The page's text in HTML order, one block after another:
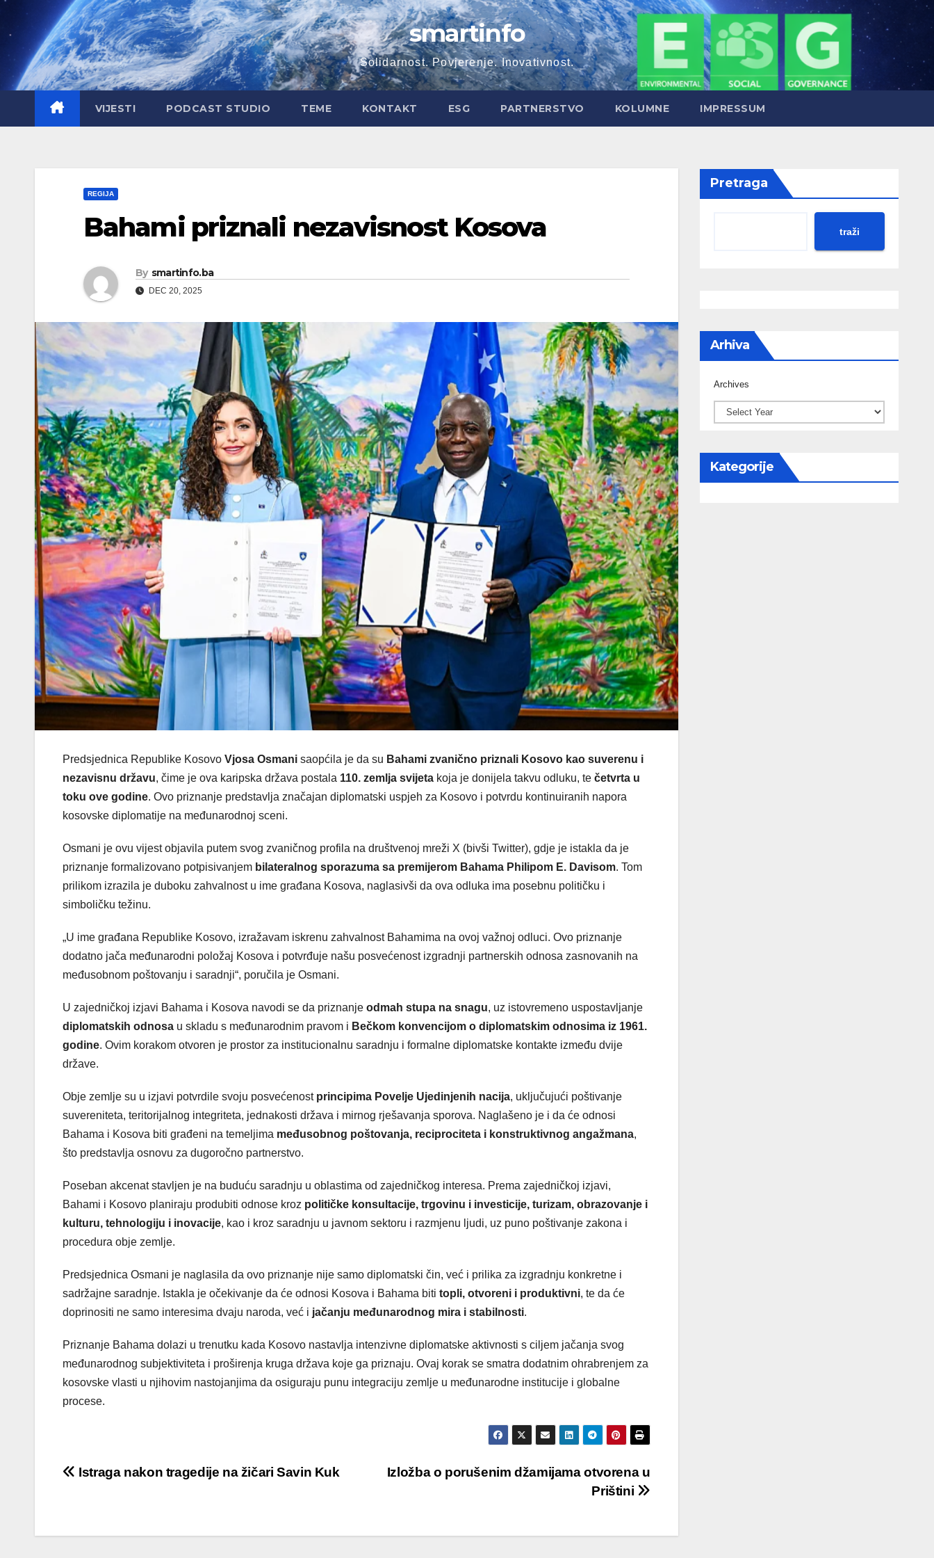
content
smartinfo
Solidarnost. Povjerenje. Inovativnost.
VIJESTI PODCAST STUDIO TEME KONTAKT ESG PARTNERSTVO KOLUMNE IMPRESSUM
REGIJA
Bahami priznali nezavisnost Kosova
By smartinfo.ba
DEC 20, 2025
Predsjednica Republike Kosovo Vjosa Osmani saopćila je da su Bahami zvanično priznali Kosovo kao suverenu i
nezavisnu državu, čime je ova karipska država postala 110. zemlja svijeta koja je donijela takvu odluku, te četvrta u
toku ove godine. Ovo priznanje predstavlja značajan diplomatski uspjeh za Kosovo i potvrdu kontinuiranih napora
kosovske diplomatije na međunarodnoj sceni.
Osmani je ovu vijest objavila putem svog zvaničnog profila na društvenoj mreži X (bivši Twitter), gdje je istakla da je
priznanje formalizovano potpisivanjem bilateralnog sporazuma sa premijerom Bahama Philipom E. Davisom. Tom
prilikom izrazila je duboku zahvalnost u ime građana Kosova, naglasivši da ova odluka ima posebnu političku i
simboličku težinu.
„U ime građana Republike Kosovo, izražavam iskrenu zahvalnost Bahamima na ovoj važnoj odluci. Ovo priznanje
dodatno jača međunarodni položaj Kosova i potvrđuje našu posvećenost izgradnji partnerskih odnosa zasnovanih na
međusobnom poštovanju i saradnji“, poručila je Osmani.
U zajedničkoj izjavi Bahama i Kosova navodi se da priznanje odmah stupa na snagu, uz istovremeno uspostavljanje
diplomatskih odnosa u skladu s međunarodnim pravom i Bečkom konvencijom o diplomatskim odnosima iz 1961.
godine. Ovim korakom otvoren je prostor za institucionalnu saradnju i formalne diplomatske kontakte između dvije
države.
Obje zemlje su u izjavi potvrdile svoju posvećenost principima Povelje Ujedinjenih nacija, uključujući poštivanje
suvereniteta, teritorijalnog integriteta, jednakosti država i mirnog rješavanja sporova. Naglašeno je i da će odnosi
Bahama i Kosova biti građeni na temeljima međusobnog poštovanja, reciprociteta i konstruktivnog angažmana,
što predstavlja osnovu za dugoročno partnerstvo.
Poseban akcenat stavljen je na buduću saradnju u oblastima od zajedničkog interesa. Prema zajedničkoj izjavi,
Bahami i Kosovo planiraju produbiti odnose kroz političke konsultacije, trgovinu i investicije, turizam, obrazovanje i
kulturu, tehnologiju i inovacije, kao i kroz saradnju u javnom sektoru i razmjenu ljudi, uz puno poštivanje zakona i
procedura obje zemlje.
Predsjednica Osmani je naglasila da ovo priznanje nije samo diplomatski čin, već i prilika za izgradnju konkretne i
sadržajne saradnje. Istakla je očekivanje da će odnosi Kosova i Bahama biti topli, otvoreni i produktivni, te da će
doprinositi ne samo interesima dvaju naroda, već i jačanju međunarodnog mira i stabilnosti.
Priznanje Bahama dolazi u trenutku kada Kosovo nastavlja intenzivne diplomatske aktivnosti s ciljem jačanja svog
međunarodnog subjektiviteta i proširenja kruga država koje ga priznaju. Ovaj korak se smatra dodatnim ohrabrenjem za
kosovske vlasti u njihovim nastojanjima da osiguraju punu integraciju zemlje u međunarodne institucije i globalne
procese.
Post
Izložba o porušenim džamijama otvorena u
Prištini
Istraga nakon tragedije na žičari Savin Kuk
Pretraga
traži
Arhiva
Archives
Kategorije